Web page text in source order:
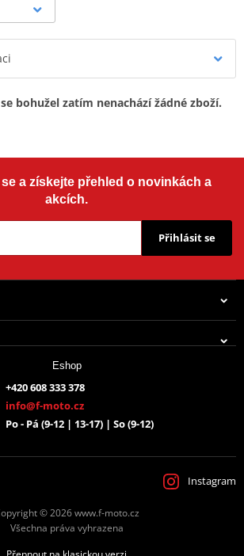
bohužel zatím nenachází žádné zboží.
a získejte přehled o novinkách a
akcích.
Přihlásit se
Eshop
+420 608 333 378
info@f-moto.cz
Po - Pá (9-12 | 13-17) | So (9-12)
Instagram
© 2026 www.f-moto.cz
Všechna práva vyhrazena